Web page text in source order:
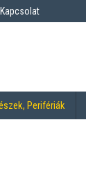
Kapcsolat
Perifériák